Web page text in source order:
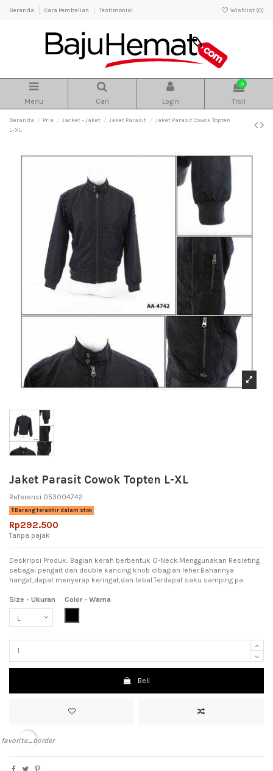
Beranda Cara Pembelian Testimonial Wishlist (0)
Menu Cari Login
0
Troli
Beranda Pria Jacket - Jaket Jaket Parasit
Jaket Parasit Cowok Topten
L-XL
Jaket Parasit Cowok Topten L-XL
Referensi 053004742
Barang terakhir dalam stok
Rp292.500
Tanpa pajak
Deskripsi Produk: Bagian kerah berbentuk O-Neck.Menggunakan Resleting
sebagai pengait dan double kancing knob dibagian leher.Bahannya
hangat,dapat menyerap keringat,dan tebal.Terdapat saku samping pa
Size - Ukuran
Color - Warna
Beli
favorite_border